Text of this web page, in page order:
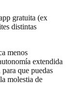
gratuita (ex
distintas
menos
extendida
que puedas
molestia de